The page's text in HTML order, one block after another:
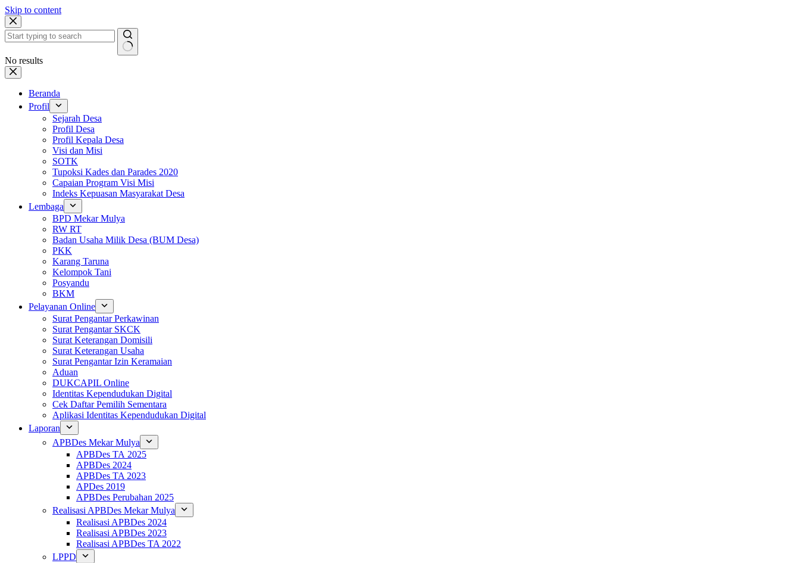
Skip to content
No results
Beranda
Profil
Sejarah Desa
Profil Desa
Profil Kepala Desa
Visi dan Misi
SOTK
Tupoksi Kades dan Parades 2020
Capaian Program Visi Misi
Indeks Kepuasan Masyarakat Desa
Lembaga
BPD Mekar Mulya
RW RT
Badan Usaha Milik Desa (BUM Desa)
PKK
Karang Taruna
Kelompok Tani
Posyandu
BKM
Pelayanan Online
Surat Pengantar Perkawinan
Surat Pengantar SKCK
Surat Keterangan Domisili
Surat Keterangan Usaha
Surat Pengantar Izin Keramaian
Aduan
DUKCAPIL Online
Identitas Kependudukan Digital
Cek Daftar Pemilih Sementara
Aplikasi Identitas Kependudukan Digital
Laporan
APBDes Mekar Mulya
APBDes TA 2025
APBDes 2024
APBDes TA 2023
APDes 2019
APBDes Perubahan 2025
Realisasi APBDes Mekar Mulya
Realisasi APBDes 2024
Realisasi APBDes 2023
Realisasi APBDes TA 2022
LPPD